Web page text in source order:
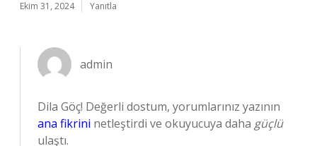
Ekim 31, 2024 Yanıtla
admin
Dila Göç! Değerli dostum, yorumlarınız yazının
ana fikrini netleştirdi ve okuyucuya daha güçlü
ulaştı.